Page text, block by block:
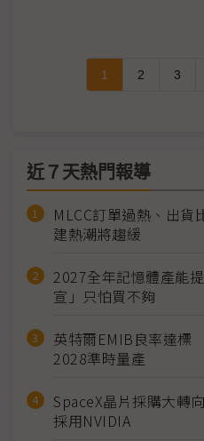
1 2 3
近７天熱門報導
MLCC訂單過熱、出
建熱潮將趨緩
2027全年記憶體產能
宣」只怕買不夠
英特爾EMIB良率達標
2028準時量產
SpaceX晶片採購大
採用NVIDIA